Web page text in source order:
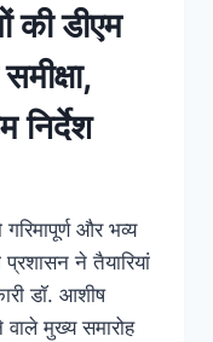
की डीएम
निर्देश
और भव्य
ने तैयारियां
डॉ. आशीष
मुख्य समारोह